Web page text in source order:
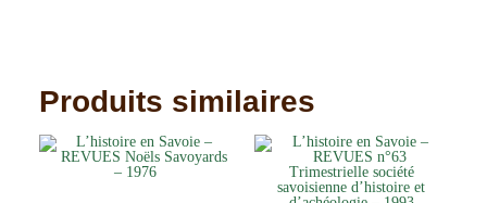
Produits similaires